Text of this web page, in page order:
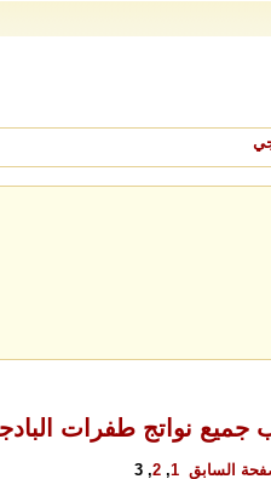
جميع نواتج طفرات
السابق 1
,
2
,
3